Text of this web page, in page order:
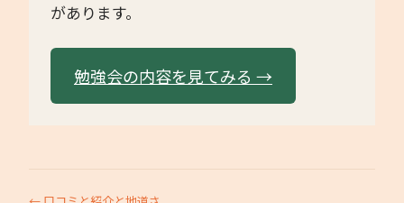
があります。
勉強会の内容を見てみる →